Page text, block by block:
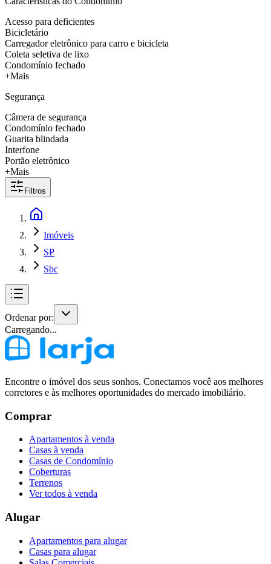
Acesso para deficientes
Bicicletário
Carregador eletrônico para carro e bicicleta
Coleta seletiva de lixo
Condomínio fechado
+Mais
Segurança
Câmera de segurança
Condomínio fechado
Guarita blindada
Interfone
Portão eletrônico
+Mais
Filtros
Imóveis
SP
Sbc
Ordenar por:
Carregando...
Encontre o imóvel dos seus sonhos. Conectamos você aos melhores
corretores e às melhores oportunidades do mercado imobiliário.
Comprar
Apartamentos à venda
Casas à venda
Casas de Condomínio
Coberturas
Terrenos
Ver todos à venda
Alugar
Apartamentos para alugar
Casas para alugar